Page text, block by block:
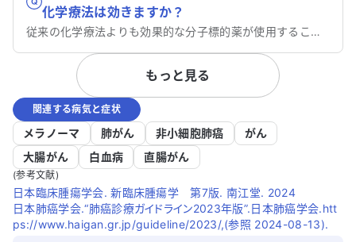
化学療法は効きますか？
従来の化学療法よりも効果的な分子標的薬が使用することができ、良好な結果を得ています。
もっと見る
関連する病気と症状
メラノーマ 肺がん 非小細胞肺癌
がん
大腸がん
白血病 直腸がん
(参考文献)
日本臨床腫瘍学会. 新臨床腫瘍学 第7版. 南江堂. 2024
日本肺癌学会.“肺癌診療ガイドライン2023年版”.日本肺癌学会.htt
ps://www.haigan.gr.jp/guideline/2023/,(参照 2024-08-13).